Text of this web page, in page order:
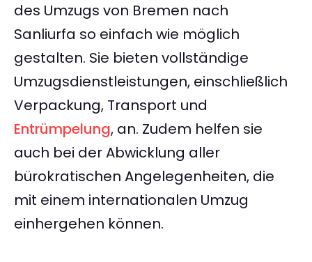
des Umzugs von Bremen nach
Sanliurfa so einfach wie möglich
gestalten. Sie bieten vollständige
Umzugsdienstleistungen, einschließlich
Verpackung, Transport und
Entrümpelung, an. Zudem helfen sie
auch bei der Abwicklung aller
bürokratischen Angelegenheiten, die
mit einem internationalen Umzug
einhergehen können.